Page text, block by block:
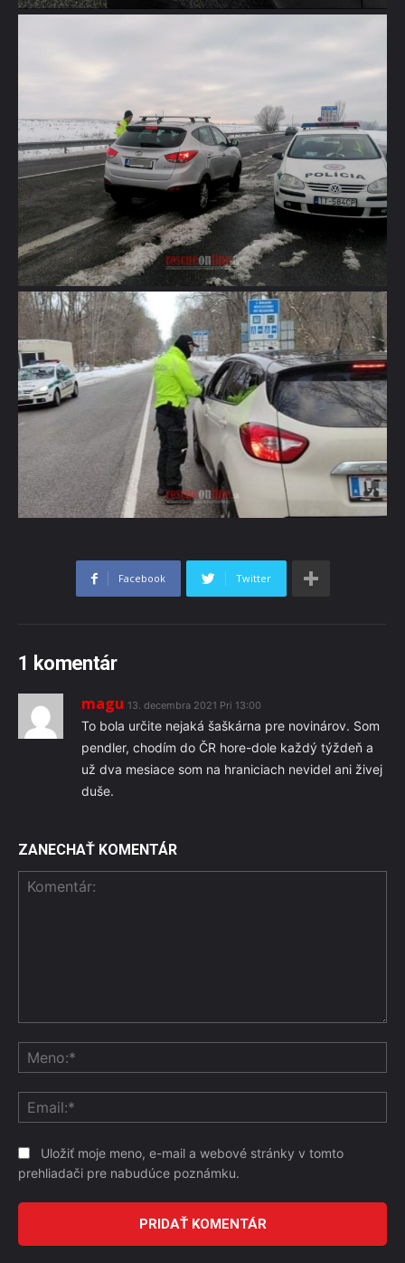
Facebook Twitter
1 komentár
magu 13. decembra 2021 Pri 13:00
To bola určite nejaká šaškárna pre novinárov. Som
pendler, chodím do ČR hore-dole každý týždeň a
už dva mesiace som na hraniciach nevidel ani živej
duše.
ZANECHAŤ KOMENTÁR
Uložiť moje meno, e-mail a webové stránky v tomto
prehliadači pre nabudúce poznámku.